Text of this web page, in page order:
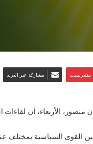
بينتيريست مشاركة عبر البريد
منصور، الأربعاء، أن
القوى السياسية بمختلف